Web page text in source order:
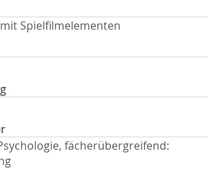
Spielfilmelementen
fächerübergreifend: